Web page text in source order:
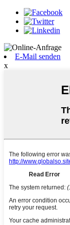
E-Mail senden
x